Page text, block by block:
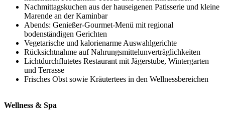
Nachmittagskuchen aus der hauseigenen Patisserie und kleine
Marende an der Kaminbar
Abends: Genießer-Gourmet-Menü mit regional
bodenständigen Gerichten
Vegetarische und kalorienarme Auswahlgerichte
Rücksichtnahme auf Nahrungsmittelunverträglichkeiten
Lichtdurchflutetes Restaurant mit Jägerstube, Wintergarten
und Terrasse
Frisches Obst sowie Kräutertees in den Wellnessbereichen
Wellness & Spa